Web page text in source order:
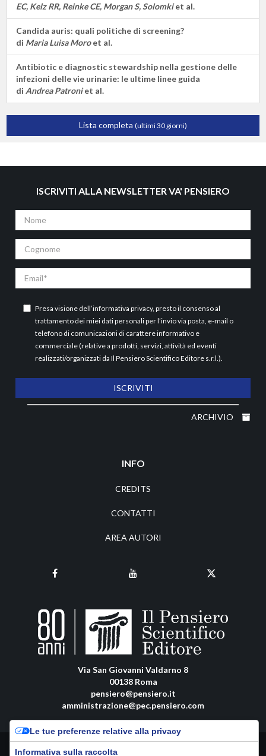
EC, Kelz RR, Reinke CE, Morgan S, Solomkiet al.
Candida auris: quali politiche di screening?
di Maria Luisa Moroet al.
Antibiotic e diagnostic stewardship nella gestione delle
infezioni delle vie urinarie: le ultime linee guida
di Andrea Patroniet al.
Lista completa (ultimi 30 giorni)
ISCRIVITI ALLA NEWSLETTER VA' PENSIERO
Nome
Cognome
Email
Presa visione dell’informativa privacy, presto il consenso al
trattamento dei miei dati personali per l’invio via posta, e-mail o
telefono di comunicazioni di carattere informativo e
commerciale (relative a prodotti, servizi, attività ed eventi
realizzati/organizzati da Il Pensiero Scientifico Editore s.r.l.).
ISCRIVITI
ARCHIVIO
INFO
CREDITS
CONTATTI
AREA AUTORI
Via San Giovanni Valdarno 8
00138 Roma
pensiero@pensiero.it
amministrazione@pec.pensiero.com
Riproduzione e diritti riservati - ISSN online: 1122-407X |Privacy Policy-
Le tue preferenze relative alla privacy
Informativa sulla raccolta